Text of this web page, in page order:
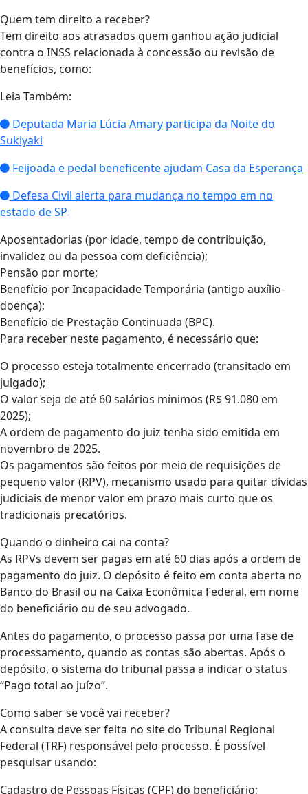
Quem tem direito a receber?
Tem direito aos atrasados quem ganhou ação judicial
contra o INSS relacionada à concessão ou revisão de
benefícios, como:
Leia Também:
Deputada Maria Lúcia Amary participa da Noite do
Sukiyaki
Feijoada e pedal beneficente ajudam Casa da Esperança
Defesa Civil alerta para mudança no tempo em no
estado de SP
Aposentadorias (por idade, tempo de contribuição,
invalidez ou da pessoa com deficiência);
Pensão por morte;
Benefício por Incapacidade Temporária (antigo auxílio-
doença);
Benefício de Prestação Continuada (BPC).
Para receber neste pagamento, é necessário que:
O processo esteja totalmente encerrado (transitado em
julgado);
O valor seja de até 60 salários mínimos (R$ 91.080 em
2025);
A ordem de pagamento do juiz tenha sido emitida em
novembro de 2025.
Os pagamentos são feitos por meio de requisições de
pequeno valor (RPV), mecanismo usado para quitar dívidas
judiciais de menor valor em prazo mais curto que os
tradicionais precatórios.
Quando o dinheiro cai na conta?
As RPVs devem ser pagas em até 60 dias após a ordem de
pagamento do juiz. O depósito é feito em conta aberta no
Banco do Brasil ou na Caixa Econômica Federal, em nome
do beneficiário ou de seu advogado.
Antes do pagamento, o processo passa por uma fase de
processamento, quando as contas são abertas. Após o
depósito, o sistema do tribunal passa a indicar o status
“Pago total ao juízo”.
Como saber se você vai receber?
A consulta deve ser feita no site do Tribunal Regional
Federal (TRF) responsável pelo processo. É possível
pesquisar usando:
Cadastro de Pessoas Físicas (CPF) do beneficiário;